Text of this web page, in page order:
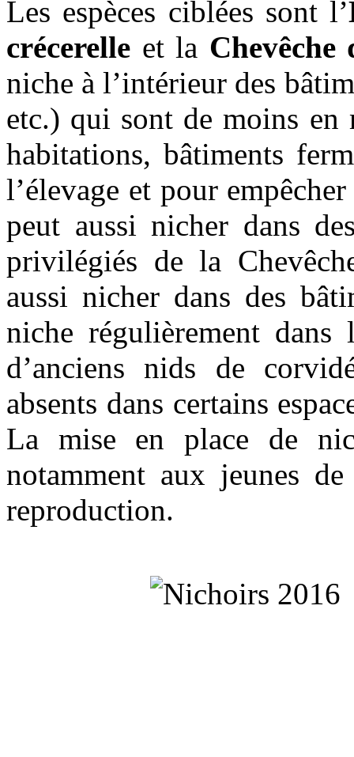
Les espèces ciblées sont l’
crécerelle et la Chevêche
niche à l’intérieur des
etc.) qui sont de moins en
habitations, bâtiments
l’élevage et pour
peut aussi nicher dans
privilégiés de la
aussi nicher dans des
niche régulièrement
d’anciens nids de
absents dans certains
La mise en place de
notamment aux jeunes
reproduction.